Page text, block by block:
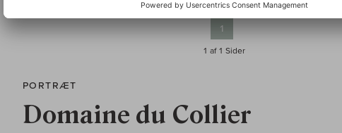
1 - 8 af 8 Produkter
1
1 af 1 Sider
PORTRÆT
Domaine du Collier